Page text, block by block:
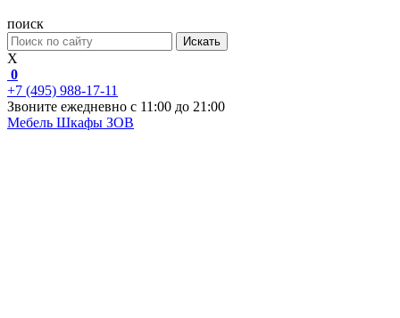
поиск
Искать
X
0
+7 (495) 988-17-11
Звоните ежедневно с 11:00 до 21:00
Мебель Шкафы ЗОВ